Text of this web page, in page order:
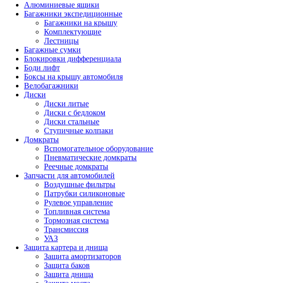
Алюминиевые ящики
Багажники экспедиционные
Багажники на крышу
Комплектующие
Лестницы
Багажные сумки
Блокировки дифференциала
Боди лифт
Боксы на крышу автомобиля
Велобагажники
Диски
Диски литые
Диски с бедлоком
Диски стальные
Ступичные колпаки
Домкраты
Вспомогательное оборудование
Пневматические домкраты
Реечные домкраты
Запчасти для автомобилей
Воздушные фильтры
Патрубки силиконовые
Рулевое управление
Топливная система
Тормозная система
Трансмиссия
УАЗ
Защита картера и днища
Защита амортизаторов
Защита баков
Защита днища